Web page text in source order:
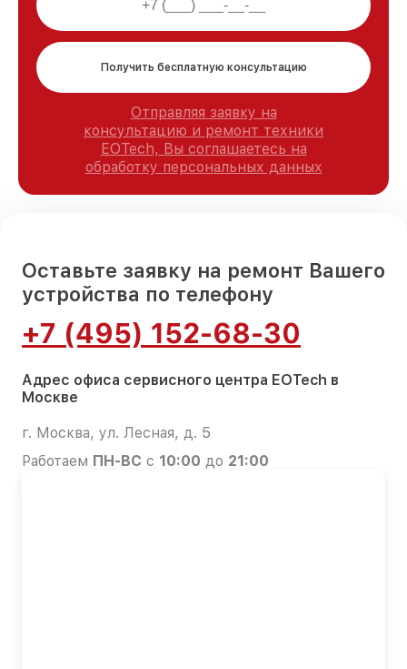
Получить бесплатную консультацию
Отправляя заявку на
консультацию и ремонт техники
EOTech, Вы соглашаетесь на
обработку персональных данных
Оставьте заявку на ремонт Вашего
устройства по телефону
+7 (495) 152-68-30
Адрес офиса сервисного центра EOTech в
Москве
г. Москва, ул. Лесная, д. 5
Работаем ПН-ВС с 10:00 до 21:00